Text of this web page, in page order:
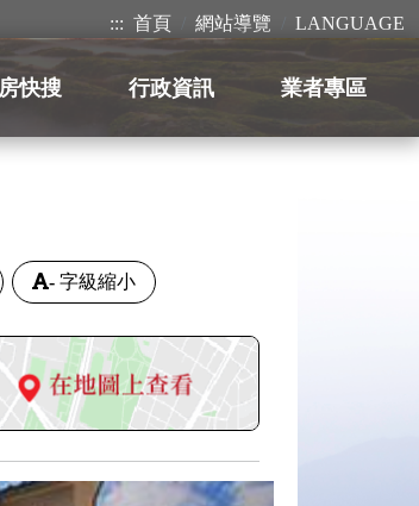
::: 首頁 網站導覽 LANGUAGE
快搜 行政資訊 業者專區
- 字級縮小